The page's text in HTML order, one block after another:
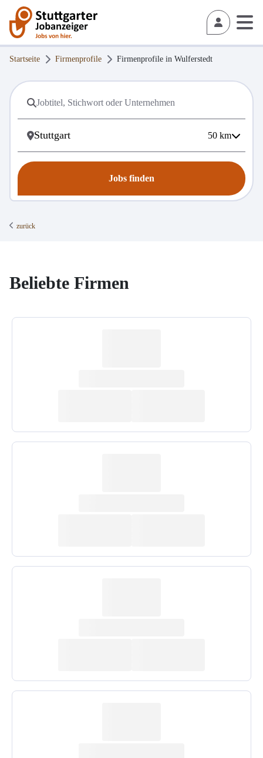
Startseite Firmenprofile Firmenprofile in Wulferstedt
50 km
Jobs finden
zurück
Beliebte Firmen